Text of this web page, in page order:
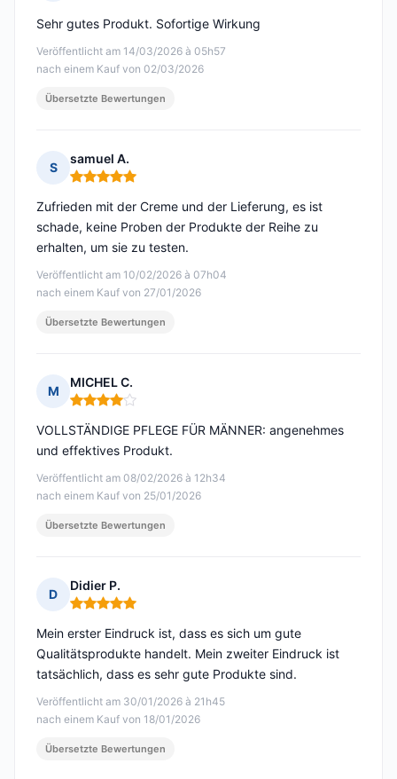
Veröffentlicht am 14/03/2026 à 05h57
nach einem Kauf von 02/03/2026
Sehr gutes Produkt. Sofortige Wirkung
Übersetzte Bewertungen
S
samuel A.
Hinweis: 5 von 5
Veröffentlicht am 10/02/2026 à 07h04
nach einem Kauf von 27/01/2026
Zufrieden mit der Creme und der Lieferung, es ist
schade, keine Proben der Produkte der Reihe zu
erhalten, um sie zu testen.
Übersetzte Bewertungen
M
MICHEL C.
Hinweis: 4 von 5
Veröffentlicht am 08/02/2026 à 12h34
nach einem Kauf von 25/01/2026
VOLLSTÄNDIGE PFLEGE FÜR MÄNNER: angenehmes
und effektives Produkt.
Übersetzte Bewertungen
D
Didier P.
Hinweis: 5 von 5
Veröffentlicht am 30/01/2026 à 21h45
nach einem Kauf von 18/01/2026
Mein erster Eindruck ist, dass es sich um gute
Qualitätsprodukte handelt. Mein zweiter Eindruck ist
tatsächlich, dass es sehr gute Produkte sind.
Übersetzte Bewertungen